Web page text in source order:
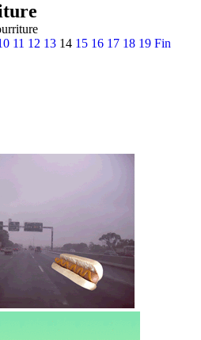
11 12 13 14 15 16 17 18 19 Fin